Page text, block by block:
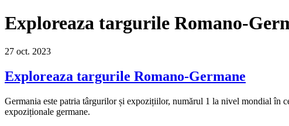
Exploreaza targurile Romano-
27 oct. 2023
Exploreaza targurile Romano-Germane
Germania este patria târgurilor și expozițiilor, numărul 1 la nivel mondial în
expoziționale germane.